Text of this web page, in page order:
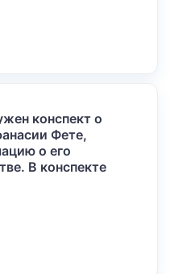
конспект о
Фете,
о его
В конспекте